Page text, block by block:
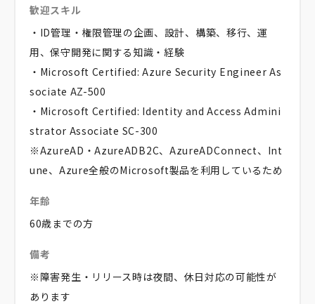
歓迎スキル
・ID管理・権限管理の企画、設計、構築、移行、運
用、保守開発に関する知識・経験
・Microsoft Certified: Azure Security Engineer As
sociate AZ-500
・Microsoft Certified: Identity and Access Admini
strator Associate SC-300
※AzureAD・AzureADB2C、AzureADConnect、Int
une、Azure全般のMicrosoft製品を利用しているため
年齢
60歳までの方
備考
※障害発生・リリース時は夜間、休日対応の可能性が
あります